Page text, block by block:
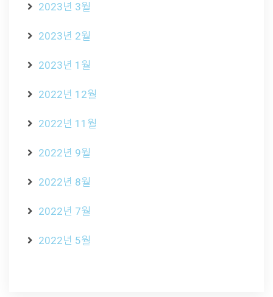
2023년 3월
2023년 2월
2023년 1월
2022년 12월
2022년 11월
2022년 9월
2022년 8월
2022년 7월
2022년 5월